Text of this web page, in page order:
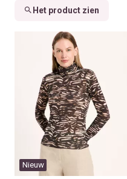
Het product zien
Nieuw